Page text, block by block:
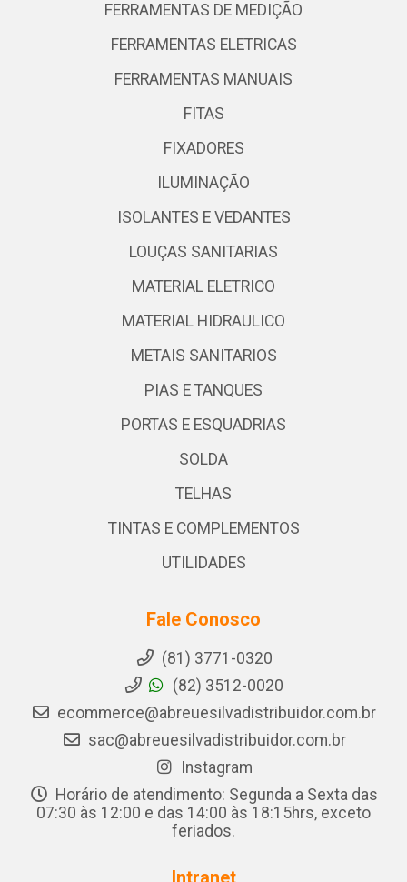
FERRAMENTAS DE MEDIÇÃO
FERRAMENTAS ELETRICAS
FERRAMENTAS MANUAIS
FITAS
FIXADORES
ILUMINAÇÃO
ISOLANTES E VEDANTES
LOUÇAS SANITARIAS
MATERIAL ELETRICO
MATERIAL HIDRAULICO
METAIS SANITARIOS
PIAS E TANQUES
PORTAS E ESQUADRIAS
SOLDA
TELHAS
TINTAS E COMPLEMENTOS
UTILIDADES
Fale Conosco
(81) 3771-0320
(82) 3512-0020
ecommerce@abreuesilvadistribuidor.com.br
sac@abreuesilvadistribuidor.com.br
Instagram
Horário de atendimento: Segunda a Sexta das
07:30 às 12:00 e das 14:00 às 18:15hrs, exceto
feriados.
Intranet